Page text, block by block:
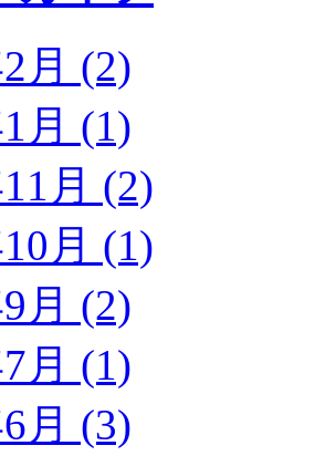
月 (2)
月 (1)
月 (2)
月 (1)
月 (2)
月 (1)
月 (3)